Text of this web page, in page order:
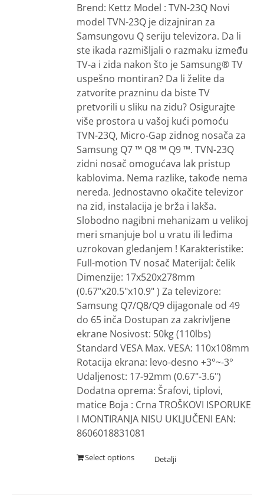
Brend: Kettz Model : TVN-23Q Novi
model TVN-23Q je dizajniran za
Samsungovu Q seriju televizora. Da li
ste ikada razmišljali o razmaku između
TV-a i zida nakon što je Samsung® TV
uspešno montiran? Da li želite da
zatvorite prazninu da biste TV
pretvorili u sliku na zidu? Osigurajte
više prostora u vašoj kući pomoću
TVN-23Q, Micro-Gap zidnog nosača za
Samsung Q7 ™ Q8 ™ Q9 ™. TVN-23Q
zidni nosač omogućava lak pristup
kablovima. Nema razlike, takođe nema
nereda. Jednostavno okačite televizor
na zid, instalacija je brža i lakša.
Slobodno nagibni mehanizam u velikoj
meri smanjuje bol u vratu ili leđima
uzrokovan gledanjem ! Karakteristike:
Full-motion TV nosač Materijal: čelik
Dimenzije: 17x520x278mm
(0.67"x20.5"x10.9" ) Za televizore:
Samsung Q7/Q8/Q9 dijagonale od 49
do 65 inča Dostupan za zakrivljene
ekrane Nosivost: 50kg (110lbs)
Standard VESA Max. VESA: 110x108mm
Rotacija ekrana: levo-desno +3°~-3°
Udaljenost: 17-92mm (0.67"-3.6")
Dodatna oprema: Šrafovi, tiplovi,
matice Boja : Crna TROŠKOVI ISPORUKE
I MONTIRANJA NISU UKLJUČENI EAN:
8606018831081
Select options